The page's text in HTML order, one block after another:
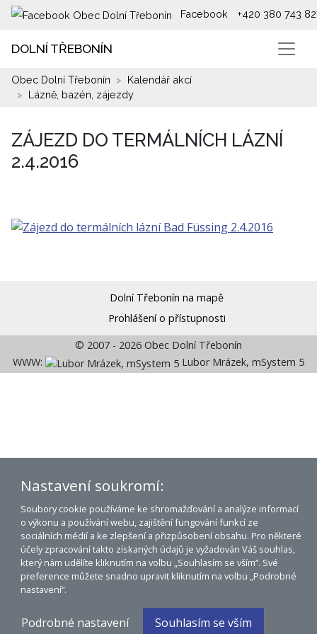
Facebook +420 380 743
DOLNÍ TŘEBONÍN
Obec Dolní Třebonín
Kalendář akcí
Lázně, bazén, zájezdy
ZÁJEZD DO TERMÁLNÍCH LÁZNÍ
2.4.2016
Dolní Třebonín na mapě
Prohlášení o přístupnosti
© 2007 - 2026 Obec Dolní Třebonín
WWW:
Lubor Mrázek, mSystem 5
Nastavení soukromí:
Soubory cookie používáme ke shromažďování a analýze informací
o výkonu a používání webu, zajištění fungování funkcí ze
sociálních médií a ke zlepšení a přizpůsobení obsahu. Pro některé
účely zpracování takto získaných údajů je vyžadován Váš souhlas,
který nám udělíte kliknutím na volbu „Souhlasím se vším“. Své
preference můžete snadno upravit kliknutím na volbu „Podrobné
nastavení“.
Podrobné nastavení Souhlasím se vším